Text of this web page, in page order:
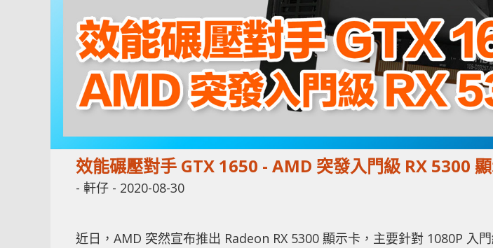
效能碾壓對手 GTX 1650 - AMD 突發入門級 RX 5300
- 軒仔 - 2020-08-30
近日，AMD 突然宣布推出 Radeon RX 5300 顯示卡，主要針對 1080P 入